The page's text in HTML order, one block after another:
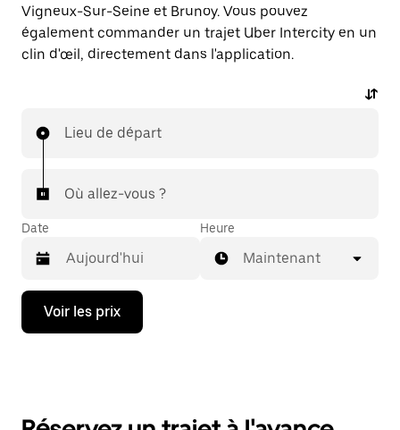
Vigneux-Sur-Seine et Brunoy. Vous pouvez
également commander un trajet Uber Intercity en un
clin d'œil, directement dans l'application.
Lieu de départ
Où allez-vous ?
Date
Appuyez
la
Heure
Maintenant
Voir les prix